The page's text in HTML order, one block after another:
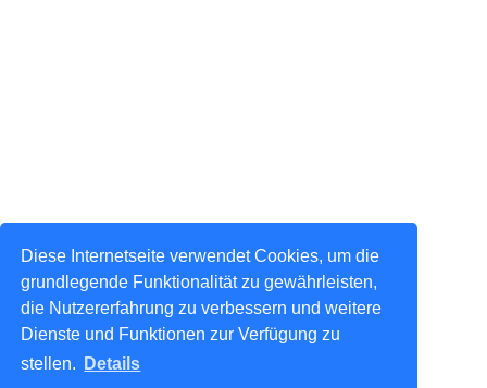
Diese Internetseite verwendet Cookies, um die
grundlegende Funktionalität zu gewährleisten,
die Nutzererfahrung zu verbessern und weitere
Dienste und Funktionen zur Verfügung zu
stellen.
Details